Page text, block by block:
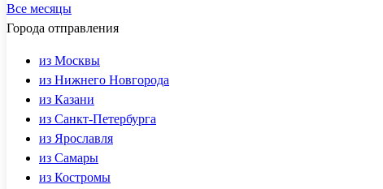
Все месяцы
Города отправления
из Москвы
из Нижнего Новгорода
из Казани
из Санкт-Петербурга
из Ярославля
из Самары
из Костромы